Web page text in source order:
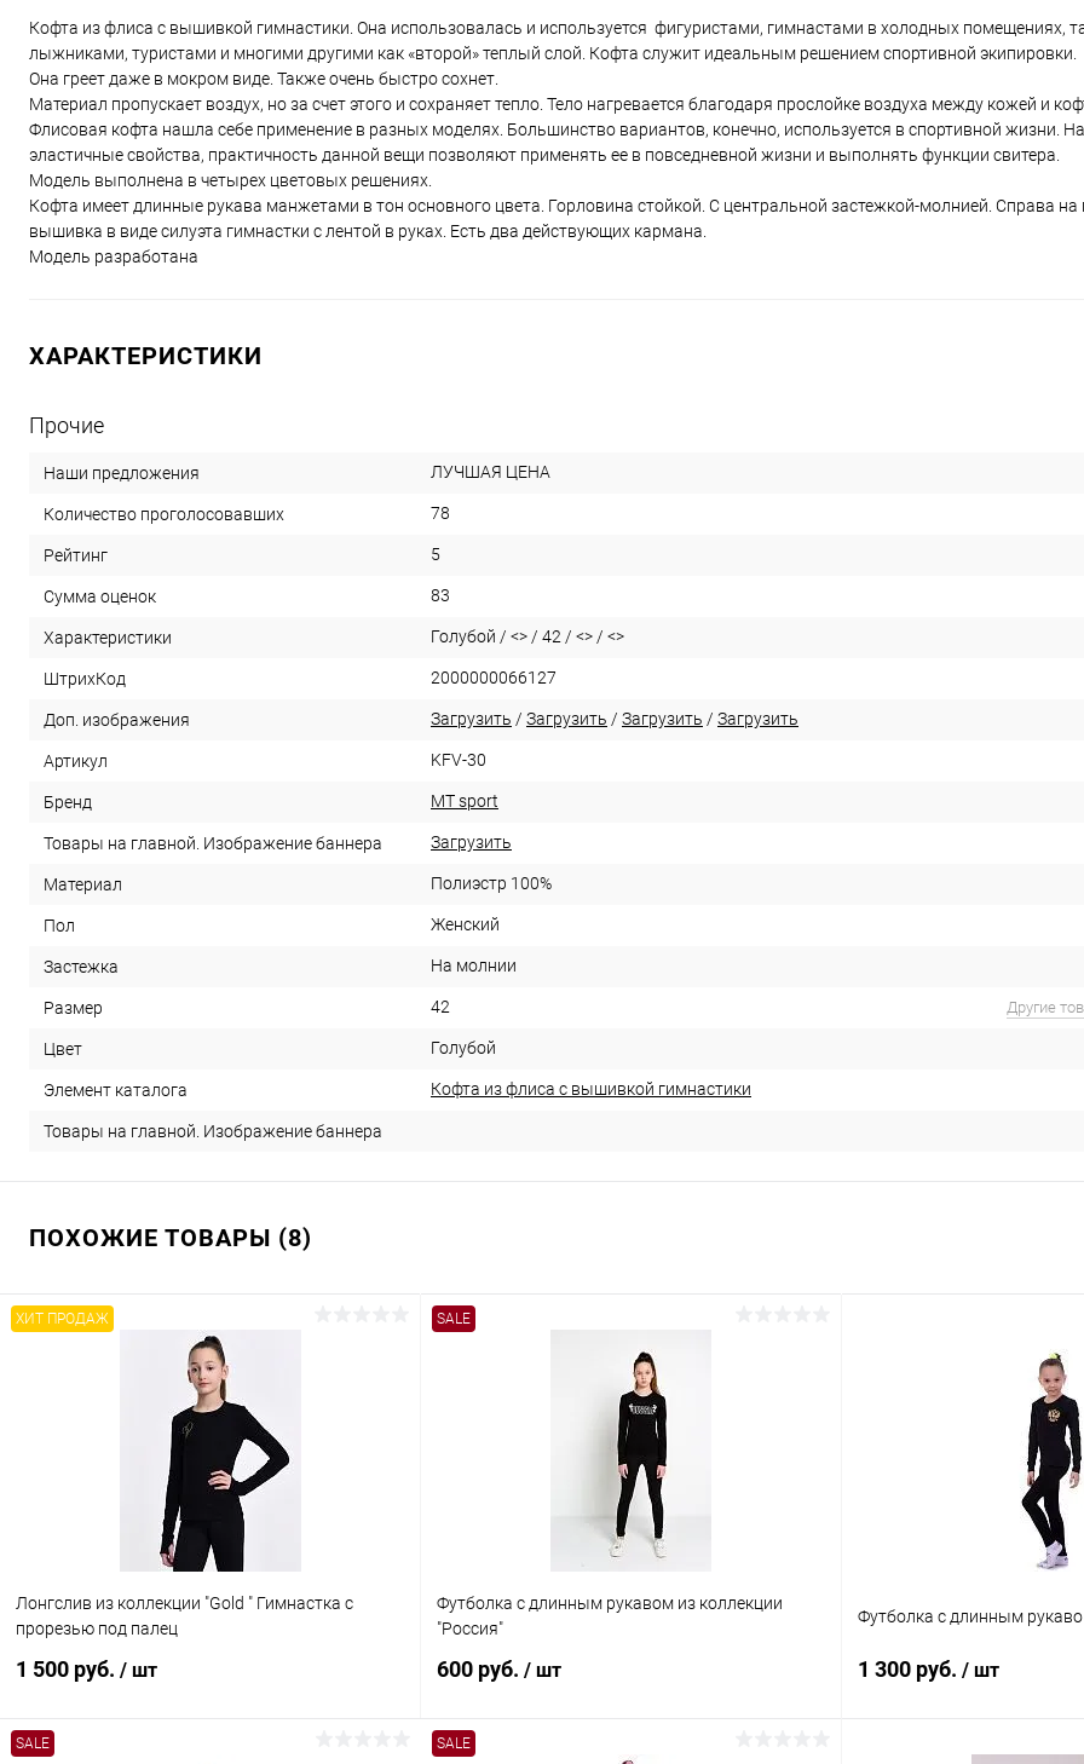
Кофта из флиса с вышивкой гимнастики. Она использовалась и используется фигуристами, гимнастами в холодных помещениях,
лыжниками, туристами и многими другими как «второй» теплый слой. Кофта служит идеальным решением спортивной экипировки.
Она греет даже в мокром виде. Также очень быстро сохнет.
Материал пропускает воздух, но за счет этого и сохраняет тепло. Тело нагревается благодаря прослойке воздуха между кожей и
Флисовая кофта нашла себе применение в разных моделях. Большинство вариантов, конечно, используется в спортивной жизни.
эластичные свойства, практичность данной вещи позволяют применять ее в повседневной жизни и выполнять функции свитера.
Модель выполнена в четырех цветовых решениях.
Кофта имеет длинные рукава манжетами в тон основного цвета. Горловина стойкой. С центральной застежкой-молнией. Справа
вышивка в виде силуэта гимнастки с лентой в руках. Есть два действующих кармана.
Модель разработана
ХАРАКТЕРИСТИКИ
Прочие
Наши предложения ЛУЧШАЯ ЦЕНА
Количество проголосовавших 78
Рейтинг 5
Сумма оценок 83
Характеристики Голубой / <> / 42 / <> / <>
ШтрихКод 2000000066127
Доп. изображения Загрузить / Загрузить / Загрузить / Загрузить
Артикул KFV-30
Бренд MT sport
Товары на главной. Изображение баннера Загрузить
Материал Полиэстр 100%
Пол Женский
Застежка На молнии
Размер 42 Другие
Цвет Голубой
Элемент каталога Кофта из флиса с вышивкой гимнастики
Товары на главной. Изображение баннера
ПОХОЖИЕ ТОВАРЫ (8)
ХИТ ПРОДАЖ
Лонгслив из коллекции "Gold " Гимнастка с
прорезью под палец
1 500 руб. / шт
SALE
Футболка с длинным рукавом из коллекции
"Россия"
600 руб. / шт
Футболка с длинным
1 300 руб. / шт
SALE SALE